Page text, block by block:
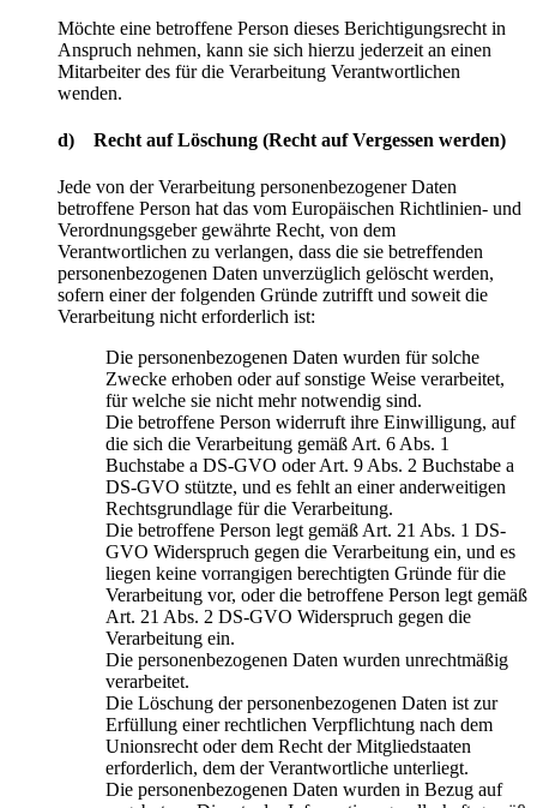
Möchte eine betroffene Person dieses Berichtigungsrecht in
Anspruch nehmen, kann sie sich hierzu jederzeit an einen
Mitarbeiter des für die Verarbeitung Verantwortlichen
wenden.
d) Recht auf Löschung (Recht auf Vergessen werden)
Jede von der Verarbeitung personenbezogener Daten
betroffene Person hat das vom Europäischen Richtlinien- und
Verordnungsgeber gewährte Recht, von dem
Verantwortlichen zu verlangen, dass die sie betreffenden
personenbezogenen Daten unverzüglich gelöscht werden,
sofern einer der folgenden Gründe zutrifft und soweit die
Verarbeitung nicht erforderlich ist:
Die personenbezogenen Daten wurden für solche
Zwecke erhoben oder auf sonstige Weise verarbeitet,
für welche sie nicht mehr notwendig sind.
Die betroffene Person widerruft ihre Einwilligung, auf
die sich die Verarbeitung gemäß Art. 6 Abs. 1
Buchstabe a DS-GVO oder Art. 9 Abs. 2 Buchstabe a
DS-GVO stützte, und es fehlt an einer anderweitigen
Rechtsgrundlage für die Verarbeitung.
Die betroffene Person legt gemäß Art. 21 Abs. 1 DS-
GVO Widerspruch gegen die Verarbeitung ein, und es
liegen keine vorrangigen berechtigten Gründe für die
Verarbeitung vor, oder die betroffene Person legt gemäß
Art. 21 Abs. 2 DS-GVO Widerspruch gegen die
Verarbeitung ein.
Die personenbezogenen Daten wurden unrechtmäßig
verarbeitet.
Die Löschung der personenbezogenen Daten ist zur
Erfüllung einer rechtlichen Verpflichtung nach dem
Unionsrecht oder dem Recht der Mitgliedstaaten
erforderlich, dem der Verantwortliche unterliegt.
Die personenbezogenen Daten wurden in Bezug auf